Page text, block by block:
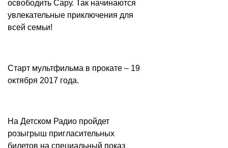
освободить Сару. Так начинаются
увлекательные приключения для
всей семьи!
Старт мультфильма в прокате – 19
октября 2017 года.
На Детском Радио пройдет
розыгрыш пригласительных
билетов на специальный показ